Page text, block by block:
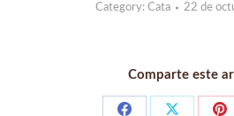
Category: Cata 22 de
Comparte este